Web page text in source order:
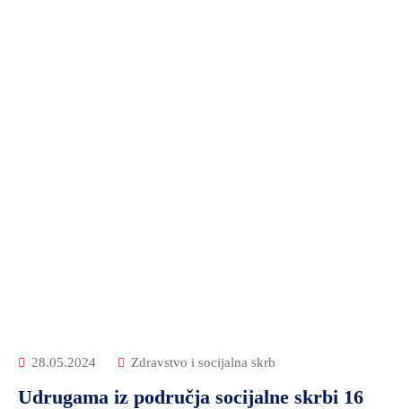
28.05.2024 Zdravstvo i socijalna skrb
Udrugama iz područja socijalne skrbi 16